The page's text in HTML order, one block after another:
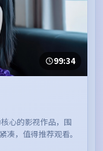
99:34
心的影视作品，围
凑，值得推荐观看。